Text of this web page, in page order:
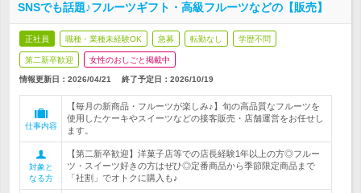
SNSでも話題♪フルーツギフト・高級フルーツなどの【販売】
正社員 職種・業種未経験OK 急募 転勤なし 学歴不問
第二新卒歓迎 女性のおしごと掲載中
情報更新日：2026/04/21 終了予定日： 2026/10/19
仕事内容
【毎月の新商品・フルーツが楽しみ♪】旬の高品質なフルーツを
使用したケーキやスイーツなどの接客販売・店舗運営をお任せし
ます。
対象と
なる方
【第二新卒歓迎】洋菓子店等での店長経験1年以上の方◎フルー
ツ・スイーツ好きの方はぜひ◎定番商品から季節限定商品まで
「社割」でオトクに購入も♪